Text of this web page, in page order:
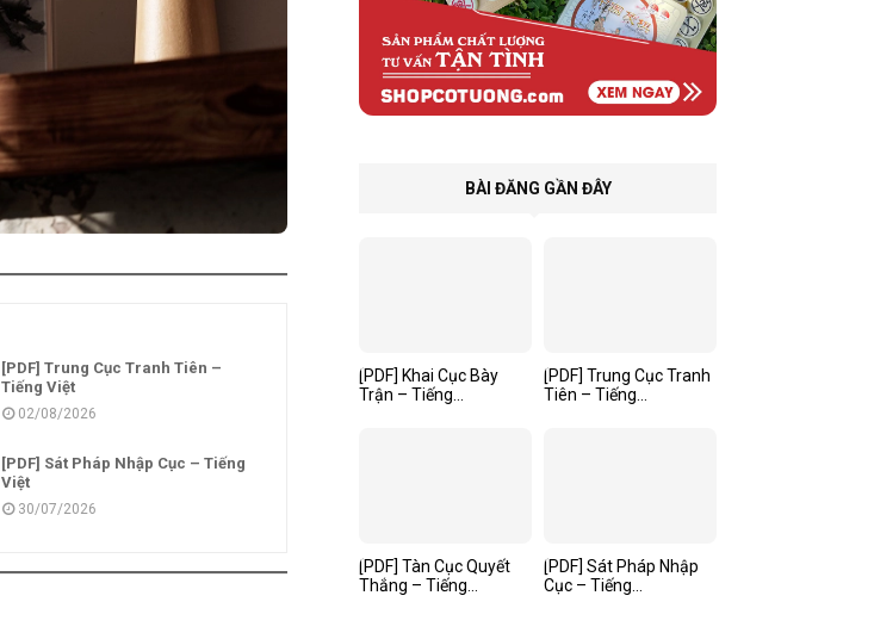
[PDF] Trung Cục Tranh Tiên –
Tiếng Việt
02/08/2026
[PDF] Sát Pháp Nhập Cục – Tiếng
Việt
30/07/2026
BÀI ĐĂNG GẦN ĐÂY
[PDF] Khai Cục Bày
Trận – Tiếng...
[PDF] Trung Cục Tranh
Tiên – Tiếng...
[PDF] Tàn Cục Quyết
Thắng – Tiếng...
[PDF] Sát Pháp Nhập
Cục – Tiếng...